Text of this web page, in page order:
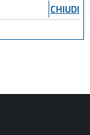
CHIUDI